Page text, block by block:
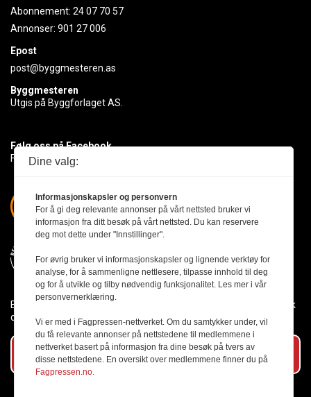
Abonnement: 24 07 70 57
Annonser: 901 27 006
Epost
post@byggmesteren.as
Byggmesteren
Utgis på Byggforlaget AS.
Følg oss på Facebook
Få med deg det siste innen byggebransjen
Byggmesteren følger Vær Varsom-plakaten og presseetikken slik
den er nedfelt i Redaktørplakaten.
Abonner på vårt nyhetsbrev
Dine valg:
Informasjonskapsler og personvern
For å gi deg relevante annonser på vårt nettsted bruker vi
informasjon fra ditt besøk på vårt nettsted. Du kan reservere
deg mot dette under "Innstillinger".
For øvrig bruker vi informasjonskapsler og lignende verktøy for
analyse, for å sammenligne nettlesere, tilpasse innhold til deg
og for å utvikle og tilby nødvendig funksjonalitet. Les mer i vår
personvernerklæring.
Vi er med i Fagpressen-nettverket. Om du samtykker under, vil
du få relevante annonser på nettstedene til medlemmene i
nettverket basert på informasjon fra dine besøk på tvers av
disse nettstedene. En oversikt over medlemmene finner du på
Fagpressen.no.